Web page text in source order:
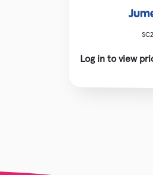
Log in to view